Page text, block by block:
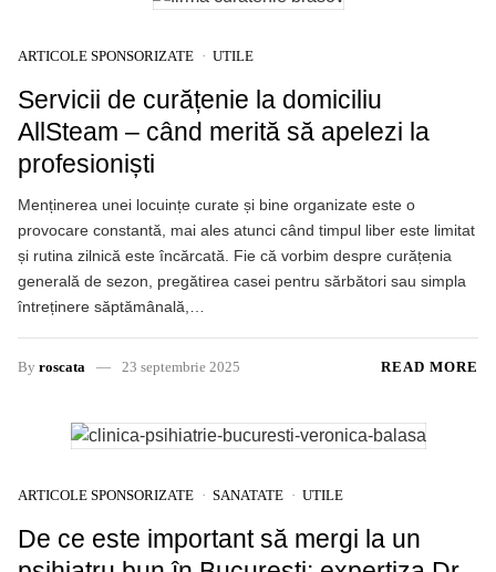
ARTICOLE SPONSORIZATE UTILE
Servicii de curățenie la domiciliu
AllSteam – când merită să apelezi la
profesioniști
Menținerea unei locuințe curate și bine organizate este o
provocare constantă, mai ales atunci când timpul liber este limitat
și rutina zilnică este încărcată. Fie că vorbim despre curățenia
generală de sezon, pregătirea casei pentru sărbători sau simpla
întreținere săptămânală,…
By roscata 23 septembrie 2025 READ MORE
ARTICOLE SPONSORIZATE SANATATE UTILE
De ce este important să mergi la un